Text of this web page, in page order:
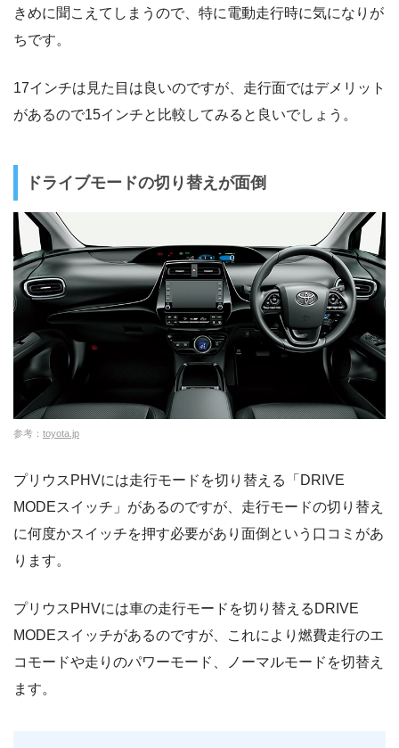
きめに聞こえてしまうので、特に電動走行時に気になりが
ちです。
17インチは見た目は良いのですが、走行面ではデメリット
があるので15インチと比較してみると良いでしょう。
ドライブモードの切り替えが面倒
参考： toyota.jp
プリウスPHVには走行モードを切り替える「DRIVE
MODEスイッチ」があるのですが、走行モードの切り替え
に何度かスイッチを押す必要があり面倒という口コミがあ
ります。
プリウスPHVには車の走行モードを切り替えるDRIVE
MODEスイッチがあるのですが、これにより燃費走行のエ
コモードや走りのパワーモード、ノーマルモードを切替え
ます。